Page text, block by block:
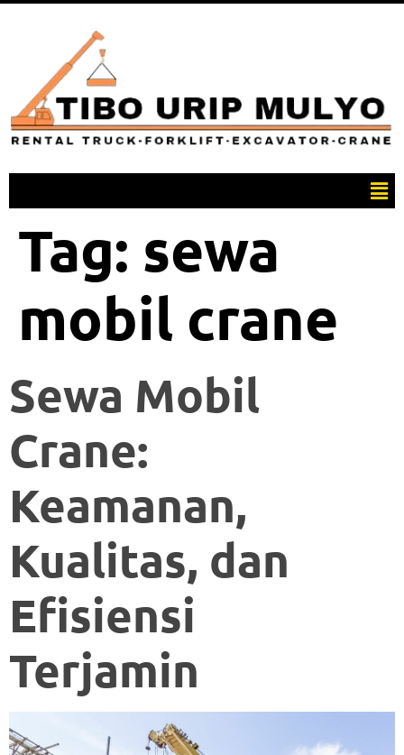
Tag: sewa
mobil crane
Sewa Mobil
Crane:
Keamanan,
Kualitas, dan
Efisiensi
Terjamin